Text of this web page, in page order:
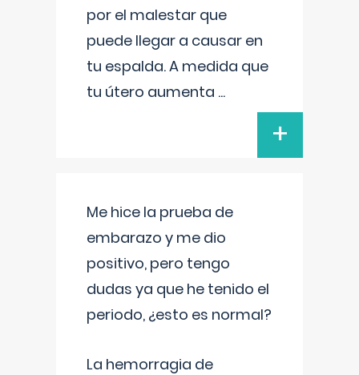
por el malestar que
puede llegar a causar en
tu espalda. A medida que
tu útero aumenta ...
+
Me hice la prueba de
embarazo y me dio
positivo, pero tengo
dudas ya que he tenido el
periodo, ¿esto es normal?
La hemorragia de